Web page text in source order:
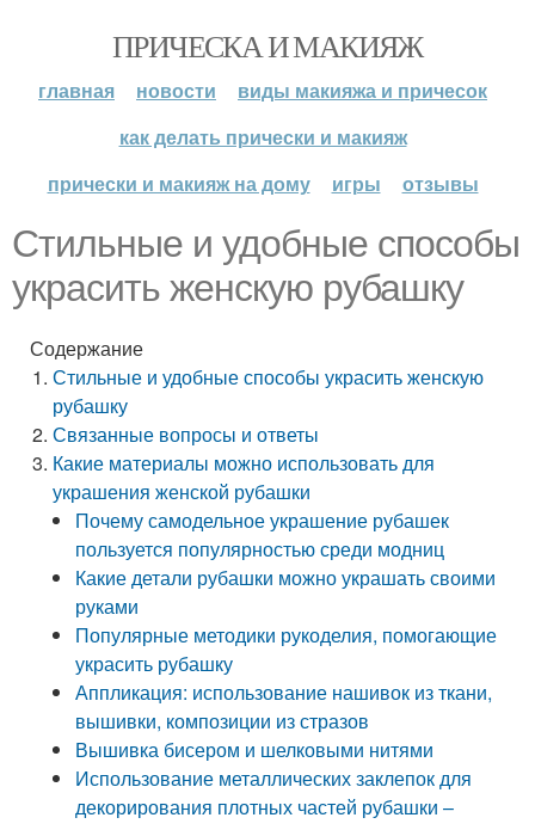
ПРИЧЕСКА И МАКИЯЖ
главная новости
виды макияжа и причесок
как делать прически и макияж
прически и макияж на дому
игры отзывы
Стильные и удобные способы
украсить женскую рубашку
Содержание
Стильные и удобные способы украсить женскую
рубашку
Связанные вопросы и ответы
Какие материалы можно использовать для
украшения женской рубашки
Почему самодельное украшение рубашек
пользуется популярностью среди модниц
Какие детали рубашки можно украшать своими
руками
Популярные методики рукоделия, помогающие
украсить рубашку
Аппликация: использование нашивок из ткани,
вышивки, композиции из стразов
Вышивка бисером и шелковыми нитями
Использование металлических заклепок для
декорирования плотных частей рубашки –